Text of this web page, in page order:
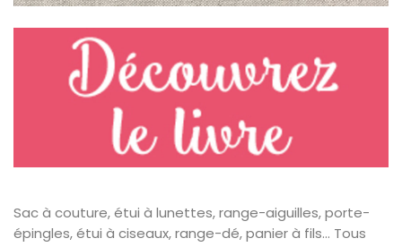
Sac à couture, étui à lunettes, range-aiguilles, porte-
épingles, étui à ciseaux, range-dé, panier à fils… Tous